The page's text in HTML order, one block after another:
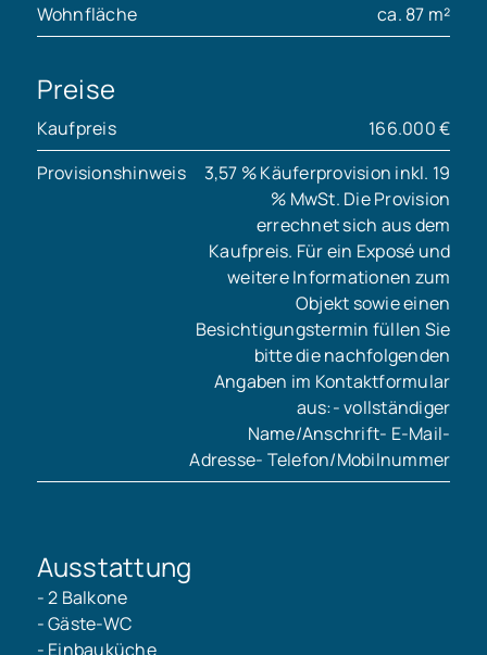
Wohnfläche ca. 87 m²
Preise
Kaufpreis
166.000 €
Provisionshinweis
3,57 % Käuferprovision inkl. 19
% MwSt. Die Provision
errechnet sich aus dem
Kaufpreis. Für ein Exposé und
weitere Informationen zum
Objekt sowie einen
Besichtigungstermin füllen Sie
bitte die nachfolgenden
Angaben im Kontaktformular
aus:- vollständiger
Name/Anschrift- E-Mail-
Adresse- Telefon/Mobilnummer
Ausstattung
- 2 Balkone
- Gäste-WC
- Einbauküche